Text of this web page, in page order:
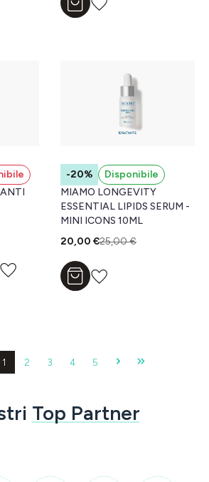
Aggiungi al carrello
-20%
Disponibile
MIAMO LONGEVITY
ESSENTIAL LIPIDS SERUM -
MINI ICONS 10ML
20,00 €25,00 €
Aggiungi al carrello
Pagina
1 Pagina
2 Pagina
3 Pagina
4 Pagina
5
Top Partner